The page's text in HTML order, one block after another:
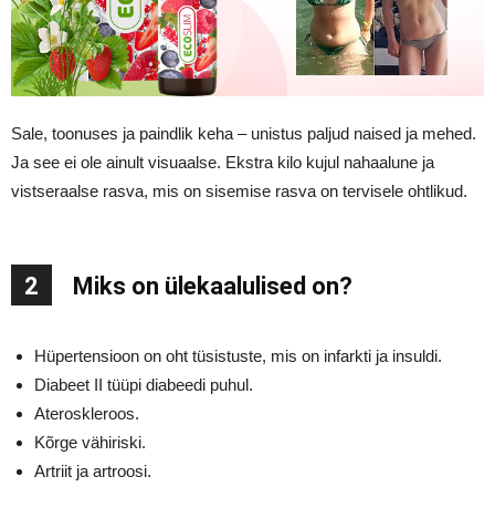
Sale, toonuses ja paindlik keha – unistus paljud naised ja mehed.
Ja see ei ole ainult visuaalse. Ekstra kilo kujul nahaalune ja
vistseraalse rasva, mis on sisemise rasva on tervisele ohtlikud.
2 Miks on ülekaalulised on?
Hüpertensioon on oht tüsistuste, mis on infarkti ja insuldi.
Diabeet II tüüpi diabeedi puhul.
Ateroskleroos.
Kõrge vähiriski.
Artriit ja artroosi.